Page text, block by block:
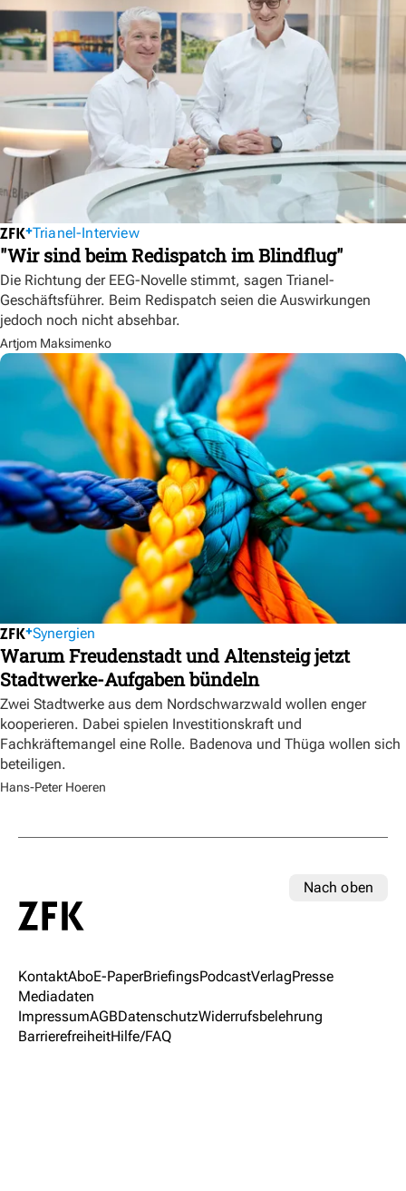
Trianel-Interview
"Wir sind beim Redispatch im Blindflug"
Die Richtung der EEG-Novelle stimmt, sagen Trianel-
Geschäftsführer. Beim Redispatch seien die Auswirkungen
jedoch noch nicht absehbar.
Artjom Maksimenko
Synergien
Warum Freudenstadt und Altensteig jetzt
Stadtwerke-Aufgaben bündeln
Zwei Stadtwerke aus dem Nordschwarzwald wollen enger
kooperieren. Dabei spielen Investitionskraft und
Fachkräftemangel eine Rolle. Badenova und Thüga wollen sich
beteiligen.
Hans-Peter Hoeren
Nach oben
KontaktAboE-PaperBriefingsPodcastVerlagPresse
Mediadaten
ImpressumAGBDatenschutzWiderrufsbelehrung
BarrierefreiheitHilfe/FAQ